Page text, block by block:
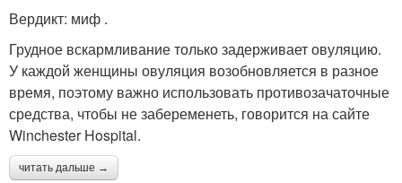
Вердикт: миф .
Грудное вскармливание только задерживает овуляцию.
У каждой женщины овуляция возобновляется в разное
время, поэтому важно использовать противозачаточные
средства, чтобы не забеременеть, говорится на сайте
Winchester Hospital.
читать дальше →